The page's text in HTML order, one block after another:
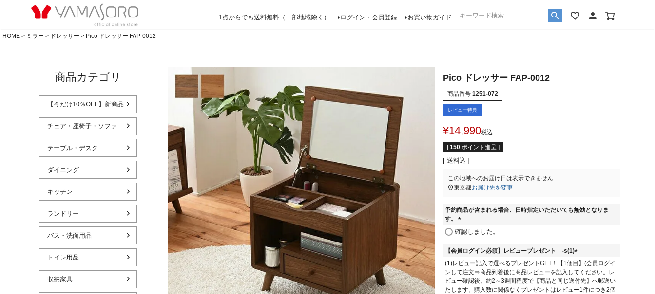
1点からでも送料無料（一部地域除く） ログイン・会員登録 お買い物ガイド
検索
HOME ミラー ドレッサー Pico ドレッサー FAP-0012
商品カテゴリ
【今だけ10％OFF】新商品
チェア・座椅子・ソファ
テーブル・デスク
ダイニング
キッチン
ランドリー
バス・洗面用品
トイレ用品
収納家具
Pico ドレッサー FAP-0012
商品番号 1251-072
レビュー特典
¥14,990税込
[ 150 ポイント進呈 ]
送料込
この地域へのお届け日は表示できません
東京都お届け先を変更
予約商品が含まれる場合、日時指定いただいても無効となりま
す。
(
須
)
確認しました。
【会員ログイン必須】レビュープレゼント -s(1)
(
必
須
)
(1)レビュー記入で選べるプレゼントGET！【1個目】(会員ログイ
ンして注文⇒商品到着後に商品レビューを記入してください。レ
ビュー確認後、約2～3週間程度で【商品と同じ送付先】へ郵送い
たします。購入数に関係なくプレゼントはレビュー1件につき2個